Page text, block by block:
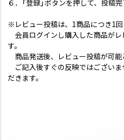
６．「登録」ボタンを押して、投稿完
※レビュー投稿は、1商品につき1回
会員ログインし購入した商品が
す。
商品発送後、レビュー投稿が可能
ご記入後すぐの反映ではござい
だきます。